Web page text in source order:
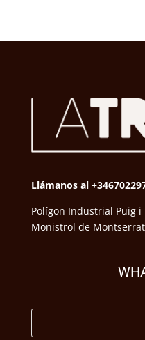
Llámanos al
Polígon Industrial Puig i
Monistrol de